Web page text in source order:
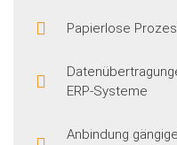
Papierlose
ERP-Systeme
Anbindung